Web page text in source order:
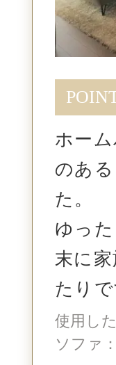
ホー
のあ
た。
ゆっ
末に
たりで
使用し
ソファ